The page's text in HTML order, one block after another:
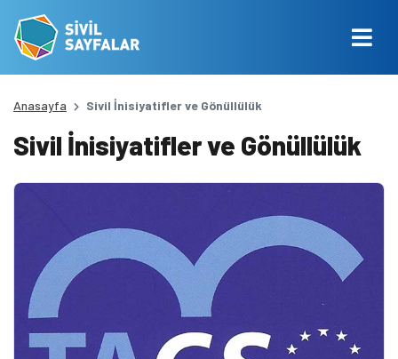
Anasayfa Sivil İnisiyatifler ve Gönüllülük
Sivil İnisiyatifler ve Gönüllülük